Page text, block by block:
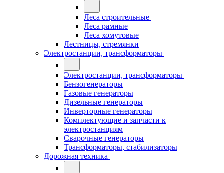
Леса строительные
Леса рамные
Леса хомутовые
Лестницы, стремянки
Электростанции, трансформаторы
Электростанции, трансформаторы
Бензогенераторы
Газовые генераторы
Дизельные генераторы
Инверторные генераторы
Комплектующие и запчасти к
электростанциям
Сварочные генераторы
Трансформаторы, стабилизаторы
Дорожная техника